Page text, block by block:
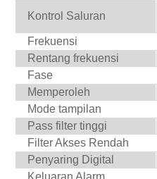
Kontrol Saluran
Frekuensi
Rentang frekuensi
Fase
Memperoleh
Mode tampilan
Pass filter tinggi
Filter Akses Rendah
Penyaring Digital
Keluaran Alarm